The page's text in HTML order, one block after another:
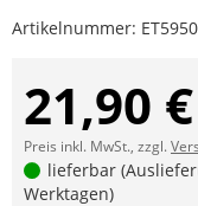
Artikelnummer:
21,90 €
Preis inkl. MwSt., zzgl.
lieferbar
Werktagen)